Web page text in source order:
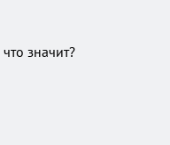
значит?